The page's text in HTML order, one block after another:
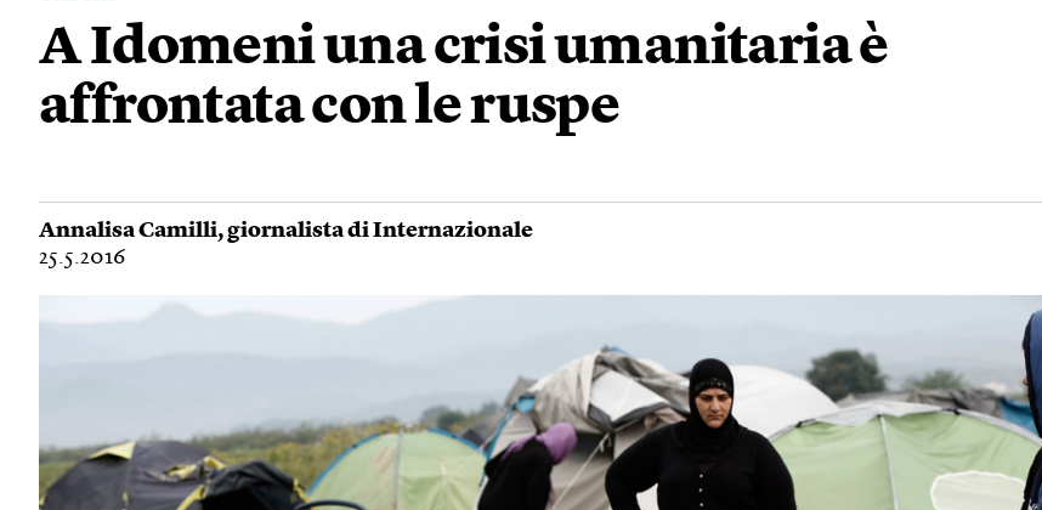
A Idomeni una crisi umanitaria è
affrontata con le ruspe
Annalisa Camilli, giornalista di Internazionale
25.5.2016